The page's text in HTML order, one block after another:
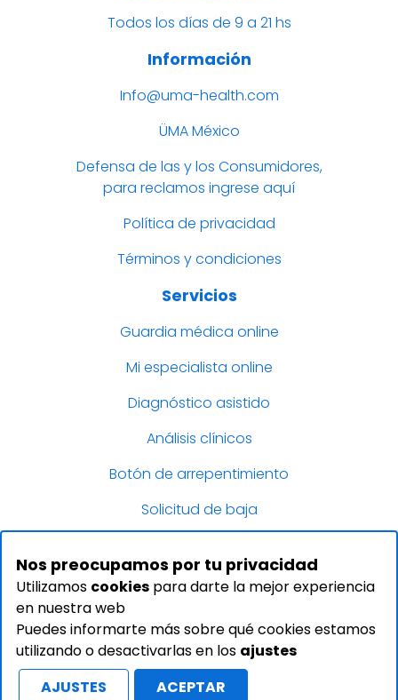
Nos preocupamos por tu privacidad
Utilizamos cookies para darte la mejor experiencia
en nuestra web
Puedes informarte más sobre qué cookies estamos
utilizando o desactivarlas en los ajustes
AJUSTES
ACEPTAR
Todos los días de 9 a 21 hs
Información
Info@uma-health.com
ÜMA México
Defensa de las y los Consumidores,
para reclamos ingrese aquí
Política de privacidad
Términos y condiciones
Servicios
Guardia médica online
Mi especialista online
Diagnóstico asistido
Análisis clínicos
Botón de arrepentimiento
Solicitud de baja